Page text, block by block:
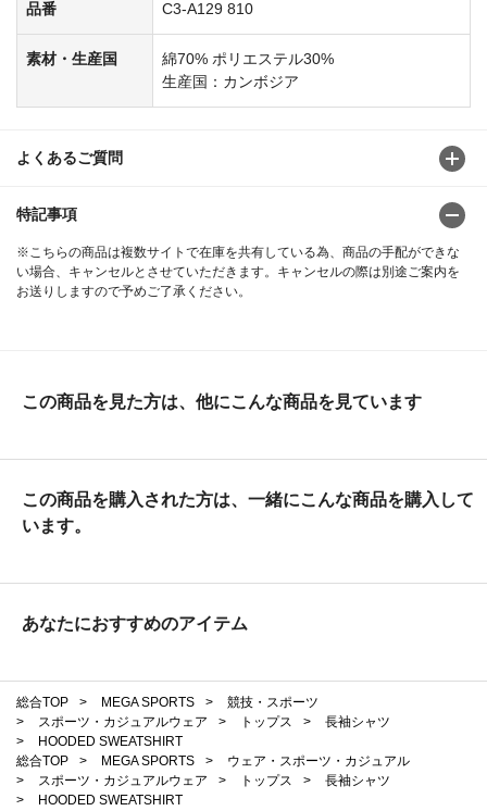
品番 C3-A129 810
素材・生産国
綿70% ポリエステル30%
生産国：カンボジア
よくあるご質問
特記事項
※こちらの商品は複数サイトで在庫を共有している為、商品の手配ができな
い場合、キャンセルとさせていただきます。キャンセルの際は別途ご案内を
お送りしますので予めご了承ください。
この商品を見た方は、他にこんな商品を見ています
この商品を購入された方は、一緒にこんな商品を購入して
います。
あなたにおすすめのアイテム
総合TOP > MEGA SPORTS >
競技・スポーツ
>
スポーツ・カジュアルウェア > トップス >
長袖シャツ
>
HOODED SWEATSHIRT
総合TOP
> MEGA SPORTS >
ウェア・スポーツ・カジュアル
>
スポーツ・カジュアルウェア > トップス >
長袖シャツ
>
HOODED SWEATSHIRT